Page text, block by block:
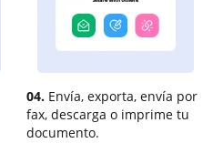
04. Envía, exporta, envía por
fax, descarga o imprime tu
documento.